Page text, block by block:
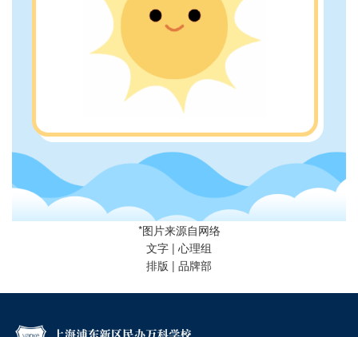
*图片来源自网络
文字 | 心理组
排版 | 品牌部